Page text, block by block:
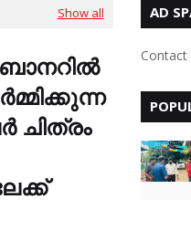
Show all
ചിത്രം
AD
Contact